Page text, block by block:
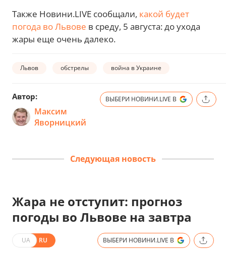
Также Новини.LIVE сообщали, какой будет
погода во Львове в среду, 5 августа: до ухода
жары еще очень далеко.
Львов обстрелы война в Украине
Автор:
Максим
Яворницкий
ВЫБЕРИ НОВИНИ.LIVE В
Следующая новость
Жара не отступит: прогноз
погоды во Львове на завтра
UA RU ВЫБЕРИ НОВИНИ.LIVE В